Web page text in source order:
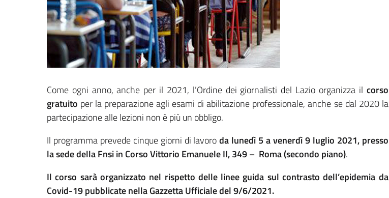
Come ogni anno, anche per il 2021, l’Ordine dei giornalisti del Lazio organizza il corso
gratuito per la preparazione agli esami di abilitazione professionale, anche se dal 2020 la
partecipazione alle lezioni non è più un obbligo.
Il programma prevede cinque giorni di lavoroda lunedì 5 a venerdì 9 luglio 2021, presso
la sede della Fnsi in Corso Vittorio Emanuele II, 349 – Roma (secondo piano).
Il corso sarà organizzato nel rispetto delle linee guida sul contrasto dell’epidemia da
Covid-19 pubblicate nella Gazzetta Ufficiale del 9/6/2021.